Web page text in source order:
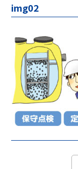
img02